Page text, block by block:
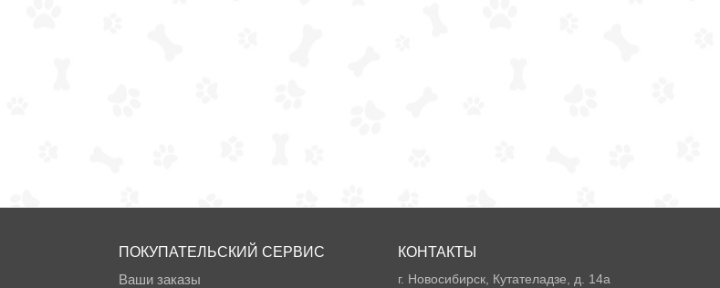
ПОКУПАТЕЛЬСКИЙ СЕРВИС
Ваши заказы
КОНТАКТЫ
г. Новосибирск, Кутателадзе, д. 14а